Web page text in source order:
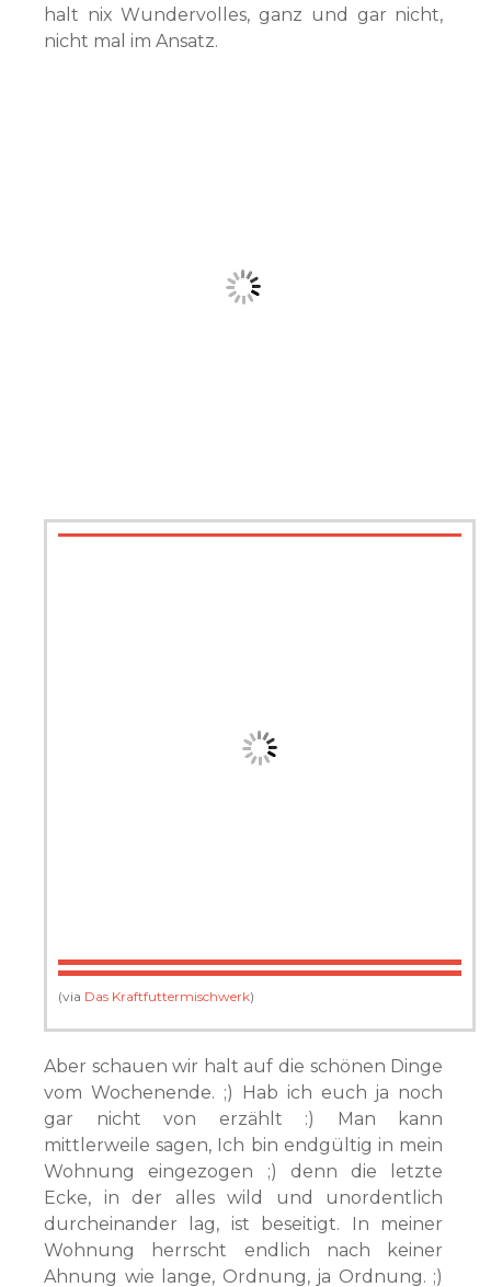
halt nix Wundervolles, ganz und gar nicht,
nicht mal im Ansatz.
(via Das Kraftfuttermischwerk)
Aber schauen wir halt auf die schönen Dinge
vom Wochenende. ;) Hab ich euch ja noch
gar nicht von erzählt :) Man kann
mittlerweile sagen, Ich bin endgültig in mein
Wohnung eingezogen ;) denn die letzte
Ecke, in der alles wild und unordentlich
durcheinander lag, ist beseitigt. In meiner
Wohnung herrscht endlich nach keiner
Ahnung wie lange, Ordnung, ja Ordnung. ;)